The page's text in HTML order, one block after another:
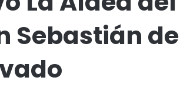
Sebastián de